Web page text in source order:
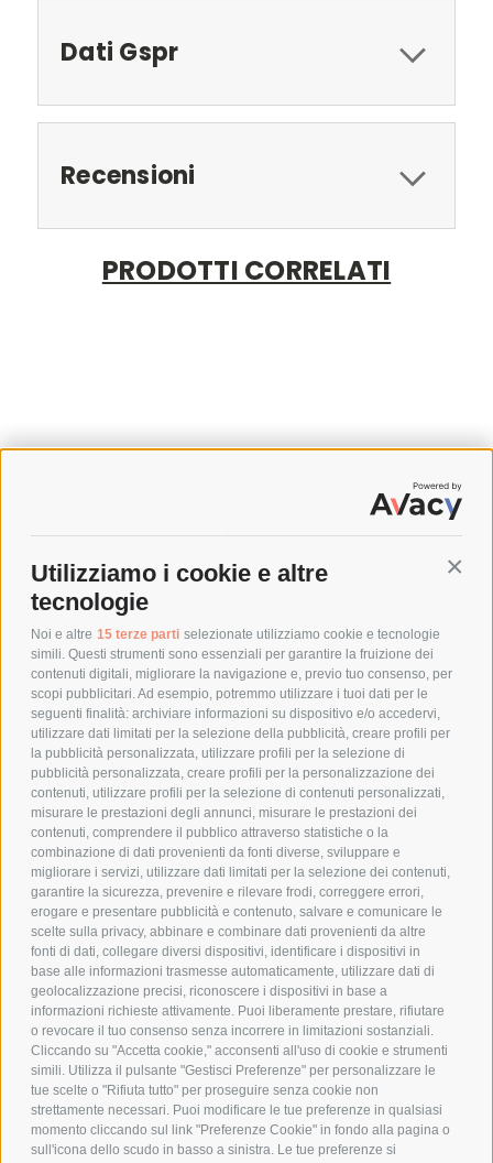
Utilizziamo i cookie e altre
tecnologie
Noi e altre 15 terze parti selezionate utilizziamo cookie e tecnologie
simili. Questi strumenti sono essenziali per garantire la fruizione dei
contenuti digitali, migliorare la navigazione e, previo tuo consenso, per
scopi pubblicitari. Ad esempio, potremmo utilizzare i tuoi dati per le
seguenti finalità: archiviare informazioni su dispositivo e/o accedervi,
utilizzare dati limitati per la selezione della pubblicità, creare profili per
la pubblicità personalizzata, utilizzare profili per la selezione di
pubblicità personalizzata, creare profili per la personalizzazione dei
contenuti, utilizzare profili per la selezione di contenuti personalizzati,
misurare le prestazioni degli annunci, misurare le prestazioni dei
contenuti, comprendere il pubblico attraverso statistiche o la
combinazione di dati provenienti da fonti diverse, sviluppare e
migliorare i servizi, utilizzare dati limitati per la selezione dei contenuti,
garantire la sicurezza, prevenire e rilevare frodi, correggere errori,
erogare e presentare pubblicità e contenuto, salvare e comunicare le
scelte sulla privacy, abbinare e combinare dati provenienti da altre
fonti di dati, collegare diversi dispositivi, identificare i dispositivi in
base alle informazioni trasmesse automaticamente, utilizzare dati di
geolocalizzazione precisi, riconoscere i dispositivi in base a
informazioni richieste attivamente. Puoi liberamente prestare, rifiutare
o revocare il tuo consenso senza incorrere in limitazioni sostanziali.
Cliccando su "Accetta cookie," acconsenti all'uso di cookie e strumenti
simili. Utilizza il pulsante "Gestisci Preferenze" per personalizzare le
tue scelte o "Rifiuta tutto" per proseguire senza cookie non
strettamente necessari. Puoi modificare le tue preferenze in qualsiasi
momento cliccando sul link "Preferenze Cookie" in fondo alla pagina o
sull'icona dello scudo in basso a sinistra. Le tue preferenze si
Dati Gspr
Recensioni
PRODOTTI CORRELATI
SPEDIZIONI
COSTI DI SPEDIZIONE
POLITICA DI RESO
POLICY
PRIVACY POLICY
COOKIE POLICY
PAGAMENTI SICURI
AZIENDA
CHI SIAMO
MARCHI TRATTATI
CONDOMINI
Bonifico
Bancario